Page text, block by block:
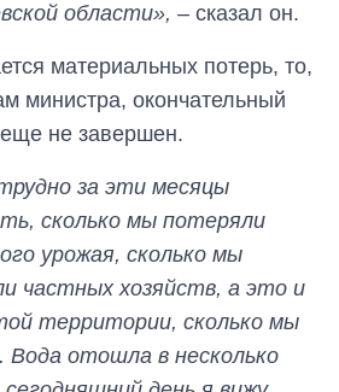
области», – сказал он.
материальных потерь, то,
министра, окончательный
еще не завершен.
за эти месяцы
сколько мы потеряли
урожая, сколько мы
частных хозяйств, а это и
территории, сколько мы
отошла в несколько
Как изменился
Министерства
обороны за 13 лет
войны с россией